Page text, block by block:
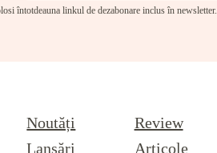
întotdeauna linkul de dezabonare inclus în newsletter.
Noutăți
Lansări
Review
Articole